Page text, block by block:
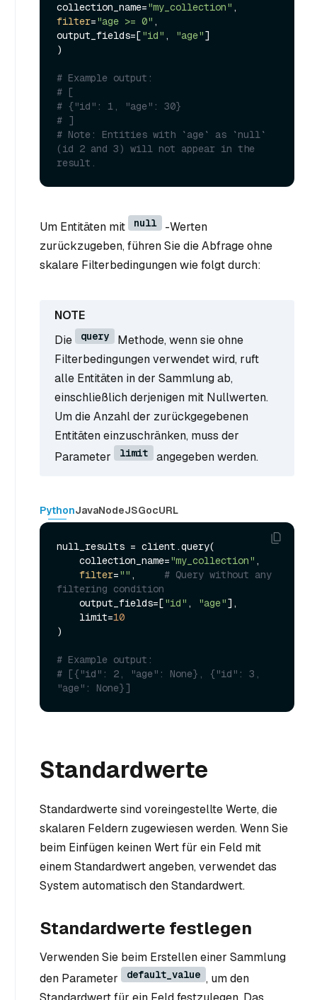
collection_name="my_collection"
filter="age >= 0" ,
output_fields=["id" , "age"]
)
# Example output:
# [
# {"id": 1, "age": 30}
# ]
# Note: Entities with `age` as `null`
(id 2 and 3) will not appear in the
result.
Um Entitäten mit null
-Werten
zurückzugeben, führen Sie die Abfrage ohne
skalare Filterbedingungen wie folgt durch:
Die query
Methode, wenn sie ohne
Filterbedingungen verwendet wird, ruft
alle Entitäten in der Sammlung ab,
einschließlich derjenigen mit Nullwerten.
Um die Anzahl der zurückgegebenen
Entitäten einzuschränken, muss der
Parameter
limit angegeben werden.
PythonJavaNodeJSGocURL
null_results = client.query(
    collection_name=
"my_collection" ,
filter="" , # Query without any
filtering condition
    output_fields=[
"id" , "age"],
    limit=
10
)
# Example output:
# [{"id": 2, "age": None}, {"id": 3,
"age": None}]
Standardwerte
Standardwerte sind voreingestellte Werte, die
skalaren Feldern zugewiesen werden. Wenn Sie
beim Einfügen keinen Wert für ein Feld mit
einem Standardwert angeben, verwendet das
System automatisch den Standardwert.
Standardwerte festlegen
Verwenden Sie beim Erstellen einer Sammlung
den Parameter
default_value , um den